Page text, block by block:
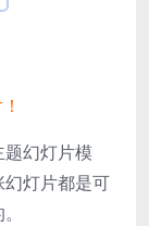
幻灯片模
幻灯片都是可